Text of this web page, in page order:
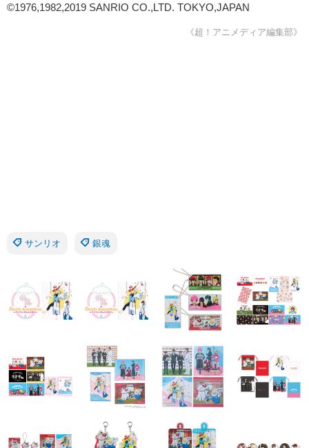
©1976,1982,2019 SANRIO CO.,LTD. TOKYO,JAPAN
《超！アニメディア編集部》
サンリオ 銀魂